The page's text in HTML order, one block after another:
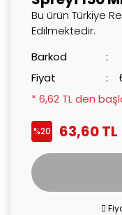
Bu ürün Türkiye
Edilmektedir.
Barkod
Fiyat
* 6,62 TL den
%20 63,60 TL